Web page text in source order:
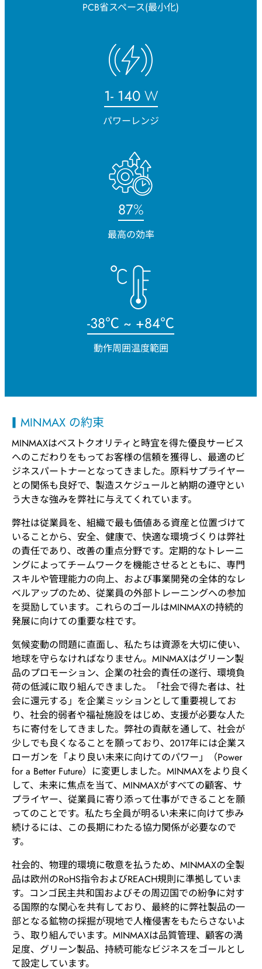
PCB省スペース(最小化)
1- 150 W
パワーレンジ
93%
最高の効率
-40℃ ~ +90℃
動作周囲温度範囲
MINMAX の約束
MINMAXはベストクオリティと時宜を得た優良サービス
へのこだわりをもってお客様の信頼を獲得し、最適のビ
ジネスパートナーとなってきました。原料サプライヤー
との関係も良好で、製造スケジュールと納期の遵守とい
う大きな強みを弊社に与えてくれています。
弊社は従業員を、組織で最も価値ある資産と位置づけて
いることから、安全、健康で、快適な環境づくりは弊社
の責任であり、改善の重点分野です。定期的なトレーニ
ングによってチームワークを機能させるとともに、専門
スキルや管理能力の向上、および事業開発の全体的なレ
ベルアップのため、従業員の外部トレーニングへの参加
を奨励しています。これらのゴールはMINMAXの持続的
発展に向けての重要な柱です。
気候変動の問題に直面し、私たちは資源を大切に使い、
地球を守らなければなりません。MINMAXはグリーン製
品のプロモーション、企業の社会的責任の遂行、環境負
荷の低減に取り組んできました。「社会で得た者は、社
会に還元する」を企業ミッションとして重要視してお
り、社会的弱者や福祉施設をはじめ、支援が必要な人た
ちに寄付をしてきました。弊社の貢献を通して、社会が
少しでも良くなることを願っており、2017年には企業ス
ローガンを「より良い未来に向けてのパワー」（Power
for a Better Future）に変更しました。MINMAXをより良く
して、未来に焦点を当て、MINMAXがすべての顧客、サ
プライヤー、従業員に寄り添って仕事ができることを願
ってのことです。私たち全員が明るい未来に向けて歩み
続けるには、この長期にわたる協力関係が必要なので
す。
社会的、物理的環境に敬意を払うため、MINMAXの全製
品は欧州のRoHS指令およびREACH規則に準拠していま
す。コンゴ民主共和国およびその周辺国での紛争に対す
る国際的な関心を共有しており、最終的に弊社製品の一
部となる鉱物の採掘が現地で人権侵害をもたらさないよ
う、取り組んでいます。MINMAXは品質管理、顧客の満
足度、グリーン製品、持続可能なビジネスをゴールとし
て設定しています。